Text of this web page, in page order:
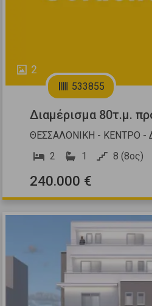
2
533855
Διαμέρισμα 80τ.μ.
ΘΕΣΣΑΛΟΝΙΚΗ - ΚΕΝΤΡΟ -
2
1 8 (8ος)
240.000 €